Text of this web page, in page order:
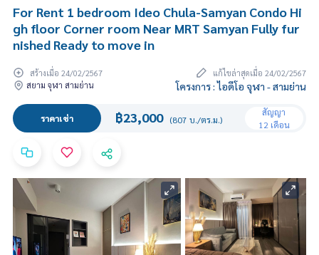
For Rent 1 bedroom Ideo Chula-Samyan Condo Hi
gh floor Corner room Near MRT Samyan Fully fur
nished Ready to move in
สร้างเมื่อ 24/02/2567
แก้ไขล่าสุดเมื่อ 24/02/2567
สยาม จุฬา สามย่าน
โครงการ : ไอดีโอ จุฬา - สามย่าน
ราคาเช่า ฿23,000 (807 บ./ตร.ม.)
สัญญา
12 เดือน